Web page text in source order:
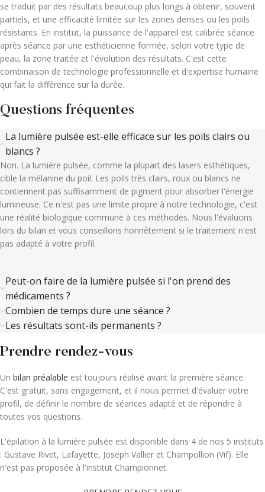
se traduit par des résultats beaucoup plus longs à obtenir, souvent
partiels, et une efficacité limitée sur les zones denses ou les poils
résistants. En institut, la puissance de l'appareil est calibrée séance
après séance par une esthéticienne formée, selon votre type de
peau, la zone traitée et l'évolution des résultats. C'est cette
combinaison de technologie professionnelle et d'expertise humaine
qui fait la différence sur la durée.
Questions fréquentes
La lumière pulsée est-elle efficace sur les poils clairs ou
blancs ?
Non. La lumière pulsée, comme la plupart des lasers esthétiques,
cible la mélanine du poil. Les poils très clairs, roux ou blancs ne
contiennent pas suffisamment de pigment pour absorber l'énergie
lumineuse. Ce n'est pas une limite propre à notre technologie, c'est
une réalité biologique commune à ces méthodes. Nous l'évaluons
lors du bilan et vous conseillons honnêtement si le traitement n'est
pas adapté à votre profil.
Peut-on faire de la lumière pulsée si l'on prend des
médicaments ?
Combien de temps dure une séance ?
Les résultats sont-ils permanents ?
Prendre rendez-vous
Un bilan préalable est toujours réalisé avant la première séance.
C'est gratuit, sans engagement, et il nous permet d'évaluer votre
profil, de définir le nombre de séances adapté et de répondre à
toutes vos questions.
L'épilation à la lumière pulsée est disponible dans 4 de nos 5 instituts
: Gustave Rivet, Lafayette, Joseph Vallier et Champollion (Vif). Elle
n'est pas proposée à l'institut Championnet.